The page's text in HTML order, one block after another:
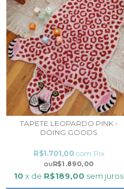
TAPETE LEOPARDO PINK -
DOING GOODS
R$1.890,00
R$1.701,00 com Pix
10 x de R$189,00 sem juros